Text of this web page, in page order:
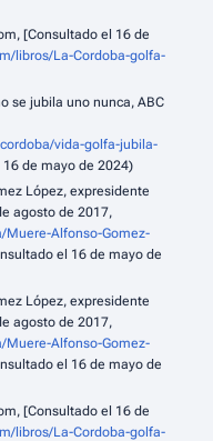
[Consultado el 16 de
libros/La-Cordoba-golfa-
se jubila uno nunca, ABC
vida-golfa-jubila-
de mayo de 2024)
López, expresidente
agosto de 2017,
Muere-Alfonso-Gomez-
el 16 de mayo de
López, expresidente
agosto de 2017,
Muere-Alfonso-Gomez-
el 16 de mayo de
[Consultado el 16 de
libros/La-Cordoba-golfa-